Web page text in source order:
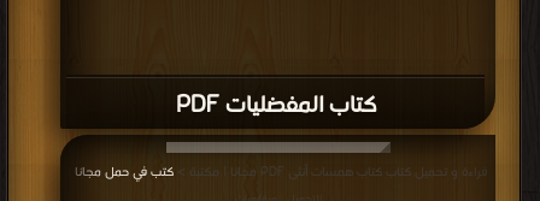
كتاب المفضليات PDF
قراءة و تحميل كتاب كتاب همسات أنثى PDF مجانا | مكتبة > كتب في حمل مجانا